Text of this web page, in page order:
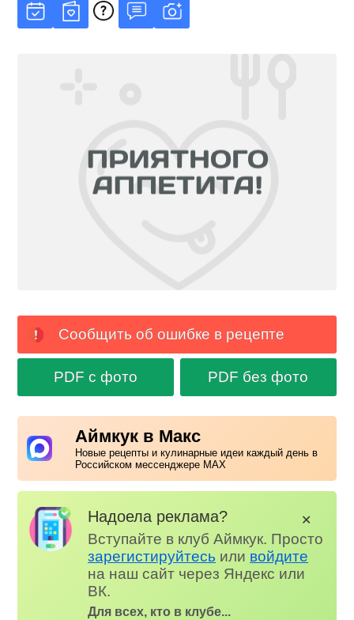
Сообщить об ошибке в рецепте
PDF с фото PDF без фото
Аймкук в Макс
Новые рецепты и кулинарные идеи каждый день в
Российском мессенджере MAX
Надоела реклама?
Вступайте в клуб Аймкук. Просто
зарегистируйтесь или войдите
на наш сайт через Яндекс или
ВК.
Для всех, кто в клубе...
✕